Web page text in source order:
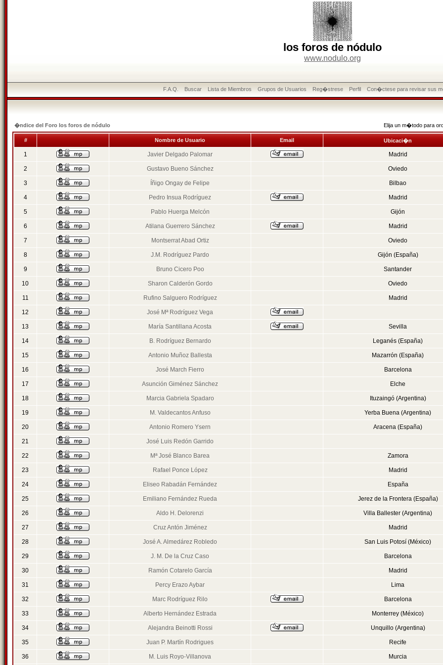
los foros de nódulo
www.nodulo.org
F.A.Q. Buscar Lista de Miembros Grupos de Usuarios Reg�strese Perfil Con�ctese para revisar sus
�ndice del Foro los foros de nódulo Elija un m�todo para
# Nombre de Usuario Email Ubicaci�n
1 Javier Delgado Palomar Madrid
2 Gustavo Bueno Sánchez Oviedo
3 Íñigo Ongay de Felipe Bilbao
4 Pedro Insua Rodríguez Madrid
5 Pablo Huerga Melcón Gijón
6 Atilana Guerrero Sánchez Madrid
7 Montserrat Abad Ortiz Oviedo
8 J.M. Rodríguez Pardo Gijón (España)
9 Bruno Cicero Poo Santander
10 Sharon Calderón Gordo Oviedo
11 Rufino Salguero Rodríguez Madrid
12 José Mª Rodríguez Vega
13 María Santillana Acosta Sevilla
14 B. Rodríguez Bernardo Leganés (España)
15 Antonio Muñoz Ballesta Mazarrón (España)
16 José March Fierro Barcelona
17 Asunción Giménez Sánchez Elche
18 Marcia Gabriela Spadaro Ituzaingó (Argentina)
19 M. Valdecantos Anfuso Yerba Buena (Argentina)
20 Antonio Romero Ysern Aracena (España)
21 José Luis Redón Garrido
22 Mª José Blanco Barea Zamora
23 Rafael Ponce López Madrid
24 Eliseo Rabadán Fernández España
25 Emiliano Fernández Rueda Jerez de la Frontera (España)
26 Aldo H. Delorenzi Villa Ballester (Argentina)
27 Cruz Antón Jiménez Madrid
28 José A. Almedárez Robledo San Luis Potosí (México)
29 J. M. De la Cruz Caso Barcelona
30 Ramón Cotarelo García Madrid
31 Percy Erazo Aybar Lima
32 Marc Rodríguez Rilo Barcelona
33 Alberto Hernández Estrada Monterrey (México)
34 Alejandra Beinotti Rossi Unquillo (Argentina)
35 Juan P. Martín Rodrigues Recife
36 M. Luis Royo-Villanova Murcia